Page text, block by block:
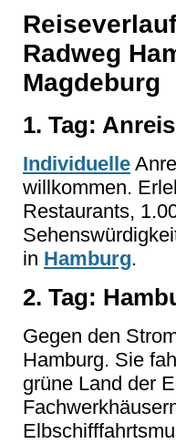
Radweg
Magdeburg
1. Tag:
Individuelle
willkommen.
Restaurants,
in Hamburg.
2. Tag:
Gegen den
Hamburg. Sie
grüne Land der